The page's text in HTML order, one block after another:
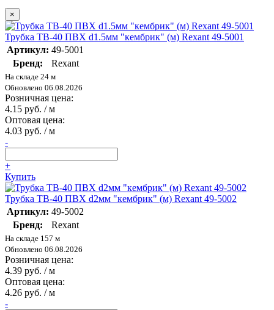
×
Трубка ТВ-40 ПВХ d1.5мм "кембрик" (м) Rexant 49-5001
Артикул: 49-5001
Бренд:
Rexant
На складе 24 м
Обновлено 06.08.2026
Розничная цена:
4.15 руб. / м
Оптовая цена:
4.03 руб. / м
-
+
Купить
Трубка ТВ-40 ПВХ d2мм "кембрик" (м) Rexant 49-5002
Артикул: 49-5002
Бренд:
Rexant
На складе 157 м
Обновлено 06.08.2026
Розничная цена:
4.39 руб. / м
Оптовая цена:
4.26 руб. / м
-